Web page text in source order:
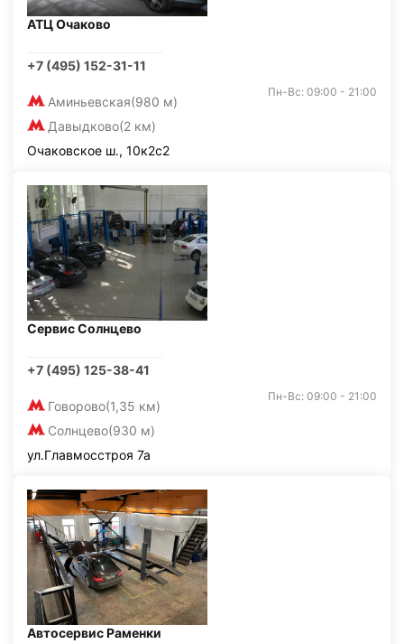
АТЦ Очаково
+7 (495) 152-31-11
Аминьевская(980 м)
Давыдково(2 км)
Пн-Вс: 09:00 - 21:00
Очаковское ш., 10к2с2
Сервис Солнцево
+7 (495) 125-38-41
Говорово(1,35 км)
Солнцево(930 м)
Пн-Вс: 09:00 - 21:00
ул.Главмосстроя 7а
Автосервис Раменки